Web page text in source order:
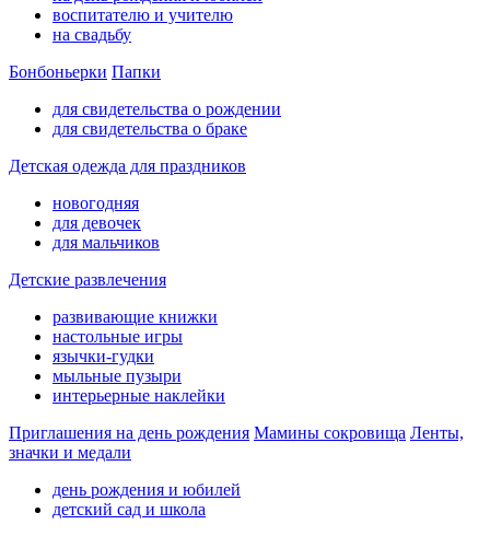
воспитателю и учителю
на свадьбу
Бонбоньерки Папки
для свидетельства о рождении
для свидетельства о браке
Детская одежда для праздников
новогодняя
для девочек
для мальчиков
Детские развлечения
развивающие книжки
настольные игры
язычки-гудки
мыльные пузыри
интерьерные наклейки
Приглашения на день рождения Мамины сокровища Ленты,
значки и медали
день рождения и юбилей
детский сад и школа